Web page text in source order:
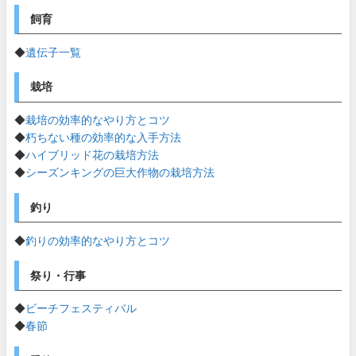
飼育
◆遺伝子一覧
栽培
◆栽培の効率的なやり方とコツ
◆朽ちない種の効率的な入手方法
◆ハイブリッド花の栽培方法
◆シーズンキングの巨大作物の栽培方法
釣り
◆釣りの効率的なやり方とコツ
祭り・行事
◆ビーチフェスティバル
◆春節